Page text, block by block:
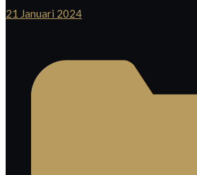
21 Januari 2024